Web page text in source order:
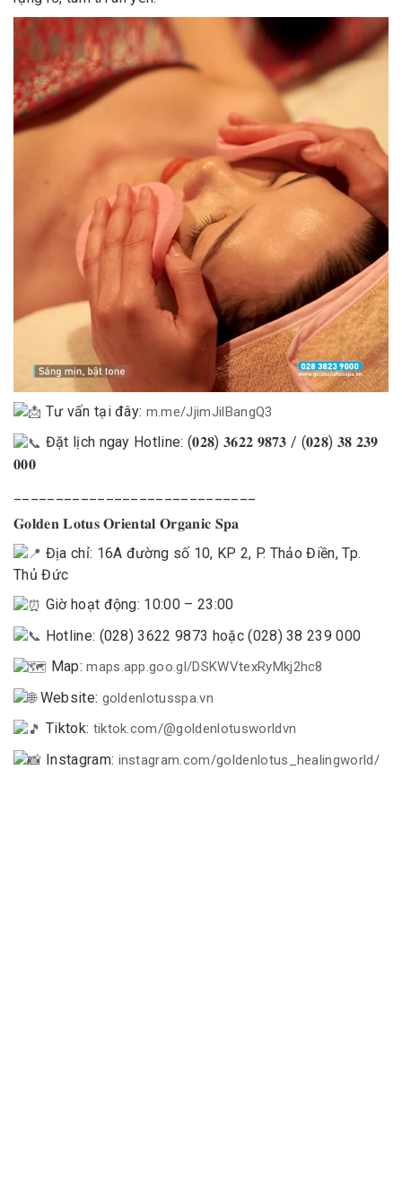
Tư vấn tại đây: m.me/JjimJilBangQ3
Đặt lịch ngay Hotline: (𝟎𝟐𝟖) 𝟑𝟔𝟐𝟐 𝟗𝟖𝟕𝟑 / (𝟎𝟐𝟖) 𝟑𝟖 𝟐𝟑𝟗
𝟎𝟎𝟎
𝐆𝐨𝐥𝐝𝐞𝐧 𝐋𝐨𝐭𝐮𝐬 𝐎𝐫𝐢𝐞𝐧𝐭𝐚𝐥 𝐎𝐫𝐠𝐚𝐧𝐢𝐜 𝐒𝐩𝐚
Địa chỉ: 16A đường số 10, KP 2, P. Thảo Điền, Tp.
Thủ Đức
Giờ hoạt động: 10:00 – 23:00
Hotline: (028) 3622 9873 hoặc (028) 38 239 000
Map:maps.app.goo.gl/DSKWVtexRyMkj2hc8
Website: goldenlotusspa.vn
Tiktok: tiktok.com/@goldenlotusworldvn
Instagram: instagram.com/goldenlotus_healingworld/